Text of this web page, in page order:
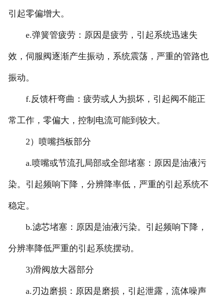
引起零偏增大。
e.弹簧管疲劳：原因是疲劳，引起系统迅速失
效，伺服阀逐渐产生振动，系统震荡，严重的管路也
振动。
f.反馈杆弯曲：疲劳或人为损坏，引起阀不能正
常工作，零偏大，控制电流可能到较大。
2）喷嘴挡板部分
a.喷嘴或节流孔局部或全部堵塞：原因是油液污
染。引起频响下降，分辨降率低，严重的引起系统不
稳定。
b.滤芯堵塞：原因是油液污染。引起频响下降，
分辨率降低严重的引起系统摆动。
3)滑阀放大器部分
a.刃边磨损：原因是磨损，引起泄露，流体噪声